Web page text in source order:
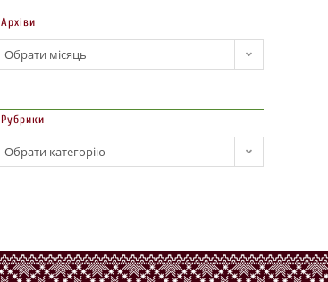
Архіви
Обрати місяць
Рубрики
Обрати категорію